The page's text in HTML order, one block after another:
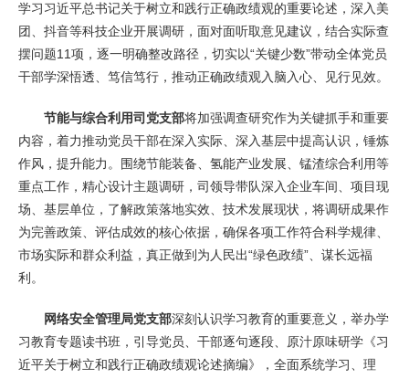
学习习近平总书记关于树立和践行正确政绩观的重要论述，深入美
团、抖音等科技企业开展调研，面对面听取意见建议，结合实际查
摆问题11项，逐一明确整改路径，切实以“关键少数”带动全体党员
干部学深悟透、笃信笃行，推动正确政绩观入脑入心、见行见效。
节能与综合利用司党支部将加强调查研究作为关键抓手和重要
内容，着力推动党员干部在深入实际、深入基层中提高认识，锤炼
作风，提升能力。围绕节能装备、氢能产业发展、锰渣综合利用等
重点工作，精心设计主题调研，司领导带队深入企业车间、项目现
场、基层单位，了解政策落地实效、技术发展现状，将调研成果作
为完善政策、评估成效的核心依据，确保各项工作符合科学规律、
市场实际和群众利益，真正做到为人民出“绿色政绩”、谋长远福
利。
网络安全管理局党支部深刻认识学习教育的重要意义，举办学
习教育专题读书班，引导党员、干部逐句逐段、原汁原味研学《习
近平关于树立和践行正确政绩观论述摘编》，全面系统学习、理